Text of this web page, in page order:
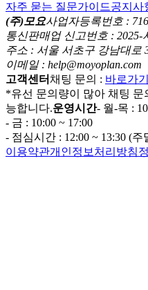
자주 묻는 질문가이드공지사
(주)모요사업자등록번호 :
통신판매업 신고번호 : 2025-
주소 : 서울 서초구 강남대로
이메일 : help@moyoplan.com
고객센터채팅 문의 : 바로가기
*유선 문의량이 많아 채팅
능합니다.운영시간- 월-목 :
- 금 : 10:00 ~ 17:00
- 점심시간 : 12:00 ~ 13:30 (
이용약관개인정보처리방침